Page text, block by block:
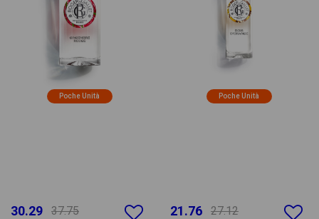
Poche Unità
30.29 37.75
Poche Unità
21.76 27.12